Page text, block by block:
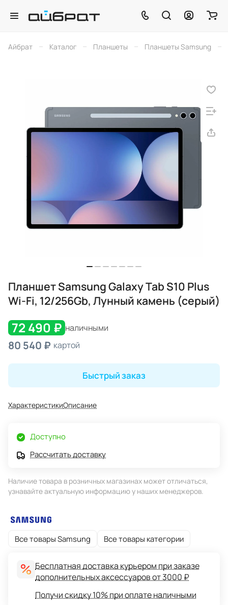
Айбрат – Каталог – Планшеты – Планшеты Samsung –
Планшет Samsung Galaxy Tab S10 Plus
Wi-Fi, 12/256Gb, Лунный камень (серый)
72 490 ₽ наличными
80 540 ₽ картой
Быстрый заказ
ХарактеристикиОписание
Доступно
Рассчитать доставку
Наличие товара в розничных магазинах может отличаться,
узнавайте актуальную информацию у наших менеджеров.
Все товары Samsung Все товары категории
Бесплатная доставка курьером при заказе
дополнительных аксессуаров от 3000 ₽
Получи скидку 10% при оплате наличными